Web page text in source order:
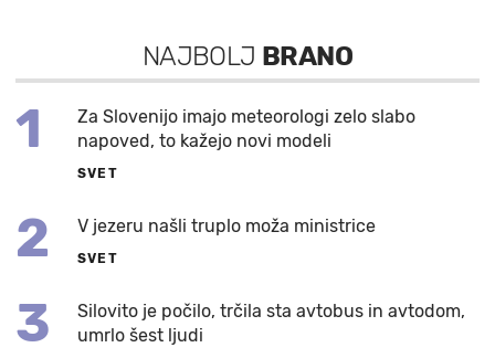
NAJBOLJ BRANO
1
Za Slovenijo imajo meteorologi zelo slabo
napoved, to kažejo novi modeli
SVET
2 V jezeru našli truplo moža ministrice
SVET
3
Silovito je počilo, trčila sta avtobus in avtodom,
umrlo šest ljudi